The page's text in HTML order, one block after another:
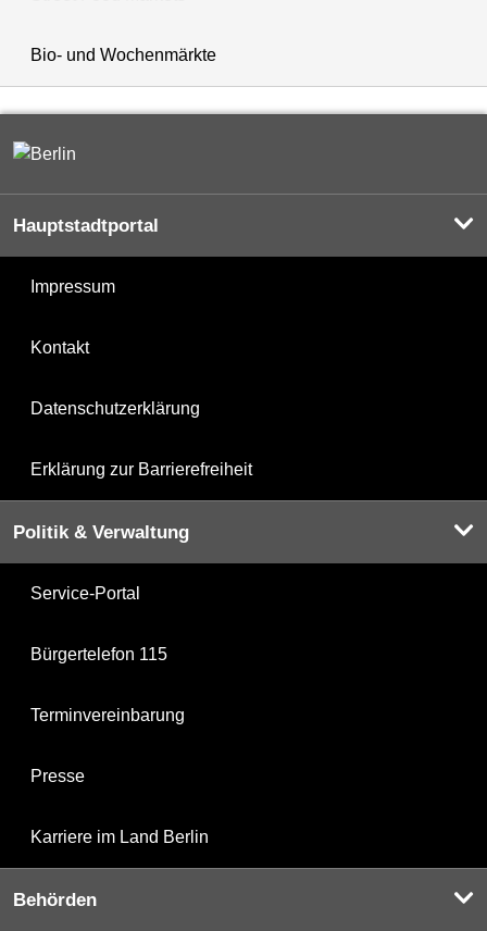
Bio- und Wochenmärkte
Hauptstadtportal
Impressum
Kontakt
Datenschutzerklärung
Erklärung zur Barrierefreiheit
Politik & Verwaltung
Service-Portal
Bürgertelefon 115
Terminvereinbarung
Presse
Karriere im Land Berlin
Behörden